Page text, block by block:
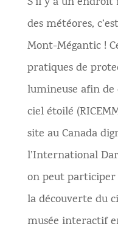
des météores,
Mont-Mégantic !
pratiques de
lumineuse afin de
ciel étoilé
site au Canada
l’International
on peut participer
la découverte du
musée interactif